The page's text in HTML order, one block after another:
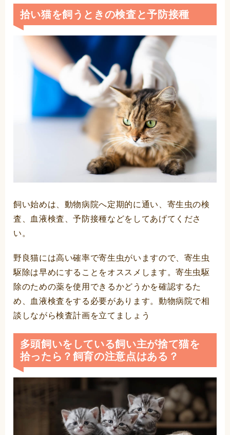
拾い猫を飼うときの検査と予防接種
飼い始めは、動物病院へ定期的に通い、寄生虫の検
査、血液検査、予防接種などをしてあげてくださ
い。
野良猫には高い確率で寄生虫がいますので、寄生虫
駆除は早めにすることをオススメします。寄生虫駆
除のための薬を使用できるかどうかを確認するた
め、血液検査をする必要があります。動物病院で相
談しながら検査計画を立てましょう
多頭飼いをしている飼い主が捨て猫を
拾ったら？飼育の注意点はある？